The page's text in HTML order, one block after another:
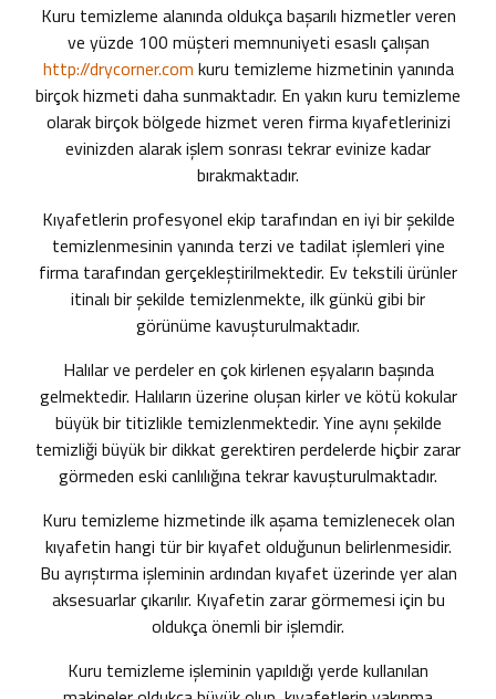
Kuru temizleme alanında oldukça başarılı hizmetler veren
ve yüzde 100 müşteri memnuniyeti esaslı çalışan
http://drycorner.com kuru temizleme hizmetinin yanında
birçok hizmeti daha sunmaktadır. En yakın kuru temizleme
olarak birçok bölgede hizmet veren firma kıyafetlerinizi
evinizden alarak işlem sonrası tekrar evinize kadar
bırakmaktadır.
Kıyafetlerin profesyonel ekip tarafından en iyi bir şekilde
temizlenmesinin yanında terzi ve tadilat işlemleri yine
firma tarafından gerçekleştirilmektedir. Ev tekstili ürünler
itinalı bir şekilde temizlenmekte, ilk günkü gibi bir
görünüme kavuşturulmaktadır.
Halılar ve perdeler en çok kirlenen eşyaların başında
gelmektedir. Halıların üzerine oluşan kirler ve kötü kokular
büyük bir titizlikle temizlenmektedir. Yine aynı şekilde
temizliği büyük bir dikkat gerektiren perdelerde hiçbir zarar
görmeden eski canlılığına tekrar kavuşturulmaktadır.
Kuru temizleme hizmetinde ilk aşama temizlenecek olan
kıyafetin hangi tür bir kıyafet olduğunun belirlenmesidir.
Bu ayrıştırma işleminin ardından kıyafet üzerinde yer alan
aksesuarlar çıkarılır. Kıyafetin zarar görmemesi için bu
oldukça önemli bir işlemdir.
Kuru temizleme işleminin yapıldığı yerde kullanılan